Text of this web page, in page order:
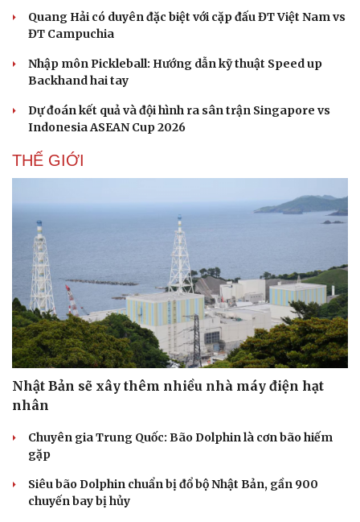
Quang Hải có duyên đặc biệt với cặp đấu ĐT Việt Nam vs
ĐT Campuchia
Nhập môn Pickleball: Hướng dẫn kỹ thuật Speed up
Backhand hai tay
Dự đoán kết quả và đội hình ra sân trận Singapore vs
Indonesia ASEAN Cup 2026
THẾ GIỚI
Nhật Bản sẽ xây thêm nhiều nhà máy điện hạt
nhân
Chuyên gia Trung Quốc: Bão Dolphin là cơn bão hiếm
gặp
Siêu bão Dolphin chuẩn bị đổ bộ Nhật Bản, gần 900
chuyến bay bị hủy